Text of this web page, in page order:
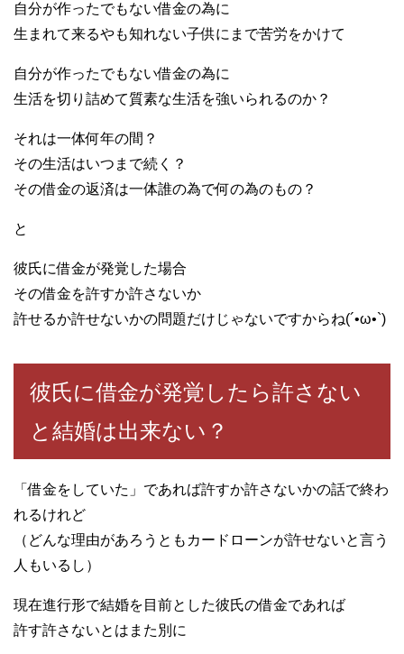
自分が作ったでもない借金の為に
生まれて来るやも知れない子供にまで苦労をかけて
自分が作ったでもない借金の為に
生活を切り詰めて質素な生活を強いられるのか？
それは一体何年の間？
その生活はいつまで続く？
その借金の返済は一体誰の為で何の為のもの？
と
彼氏に借金が発覚した場合
その借金を許すか許さないか
許せるか許せないかの問題だけじゃないですからね(´•ω•`)
彼氏に借金が発覚したら許さない
と結婚は出来ない？
「借金をしていた」であれば許すか許さないかの話で終わ
れるけれど
（どんな理由があろうともカードローンが許せないと言う
人もいるし）
現在進行形で結婚を目前とした彼氏の借金であれば
許す許さないとはまた別に